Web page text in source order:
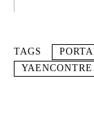
TAGS
YAENCONTRE